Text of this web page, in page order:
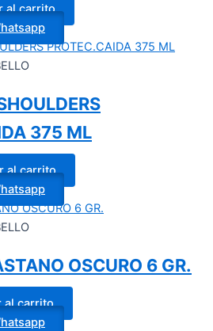
al carrito
375 ML
al carrito
OSCURO 6 GR.
al carrito